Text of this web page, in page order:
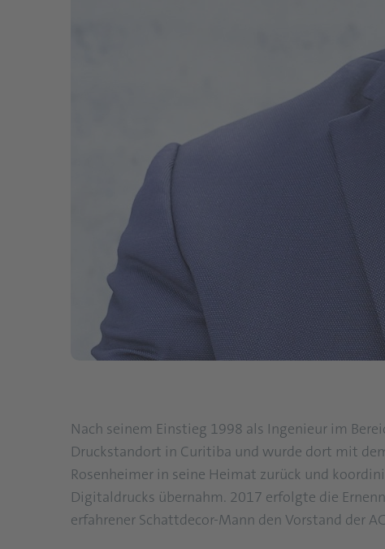
Nach seinem Einstieg 1998 als Ingenieur im
Druckstandort in Curitiba und wurde dort mit
Rosenheimer in seine Heimat zurück und
Digitaldrucks übernahm. 2017 erfolgte die
erfahrener Schattdecor-Mann den Vorstand der